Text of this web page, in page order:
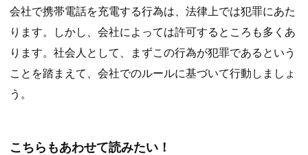
会社で携帯電話を充電する行為は、法律上では犯罪にあた
ります。しかし、会社によっては許可するところも多くあ
ります。社会人として、まずこの行為が犯罪であるという
ことを踏まえて、会社でのルールに基づいて行動しましょ
う。
こちらもあわせて読みたい！